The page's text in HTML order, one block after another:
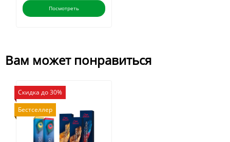
Посмотреть
Вам может понравиться
Скидка до 30%
Бестселлер